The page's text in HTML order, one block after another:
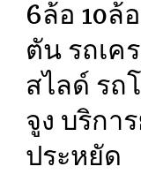
6ล้อ 10ล้
ตัน รถเค
สไลด์ รถ
จูง บริกา
ประหยัด